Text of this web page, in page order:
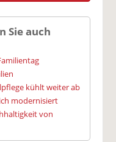
Sie auch
kühlt weiter ab
modernisiert
von